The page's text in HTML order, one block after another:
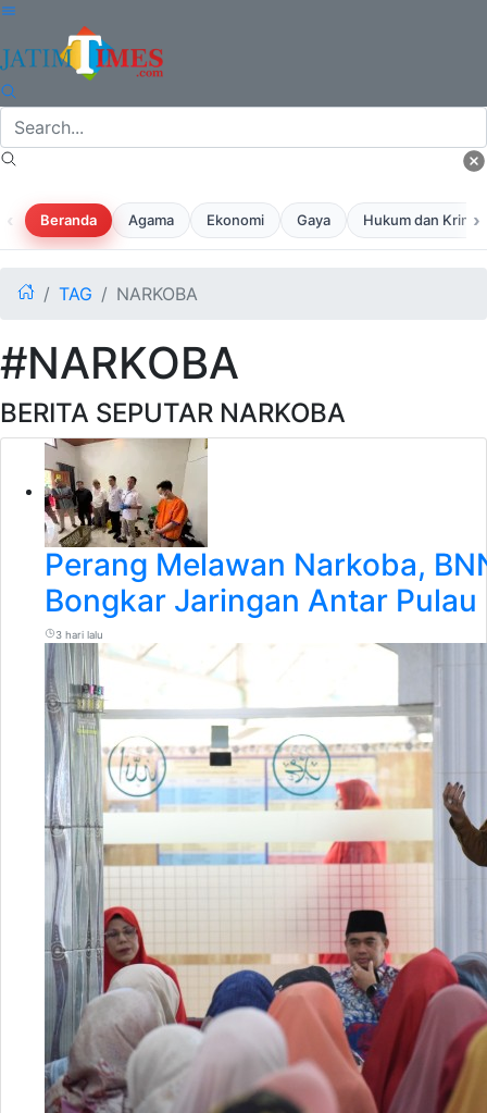
‹ Beranda Agama Ekonomi Gaya Hukum dan ›
TAG NARKOBA
#NARKOBA
BERITA SEPUTAR NARKOBA
Perang Melawan Narkoba,
Bongkar Jaringan Antar Pulau
3 hari lalu